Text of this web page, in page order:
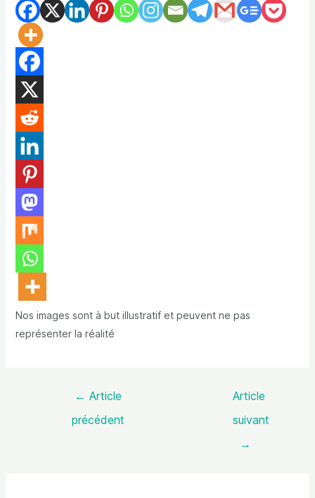
Nos images sont à but illustratif et peuvent ne pas
représenter la réalité
← Article
précédent
Article
suivant
→